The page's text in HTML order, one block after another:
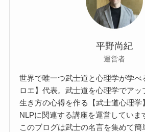
平野尚紀
運営者
世界で唯一つ武士道と心理学が学べ
ロエ】代表。武士道を心理学でア
生き方の心得を作る【武士道心理学
NLPに関連する講座を運営していま
このブログは武士の名言を集めて簡